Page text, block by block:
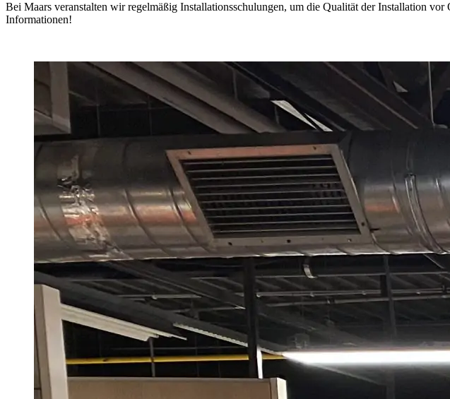
Bei Maars veranstalten wir regelmäßig Installationsschulungen, um die Qualität der Installation
Informationen!